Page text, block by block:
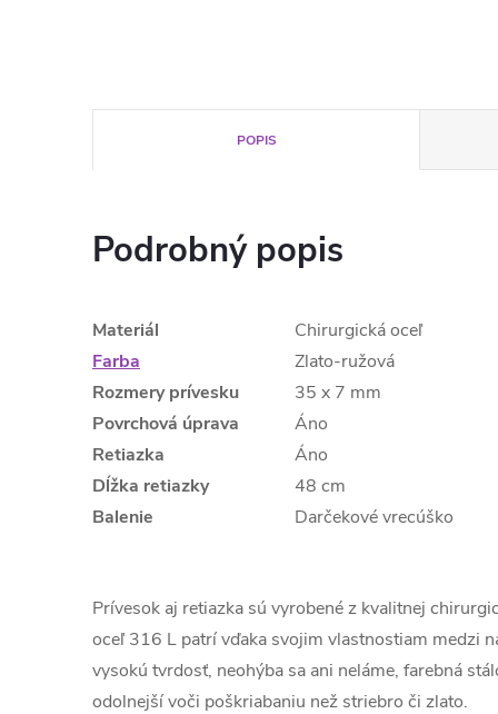
POPIS
Podrobný popis
Materiál
Chirurgická oceľ
Farba
Zlato-ružová
Rozmery prívesku
35 x 7 mm
Povrchová úprava
Áno
Retiazka
Áno
Dĺžka retiazky
48 cm
Balenie
Darčekové vrecúško
Prívesok aj retiazka sú vyrobené z kvalitnej
oceľ 316 L patrí vďaka svojim vlastnostiam medzi
vysokú tvrdosť, neohýba sa ani neláme, farebná
odolnejší voči poškriabaniu než striebro či zlato.